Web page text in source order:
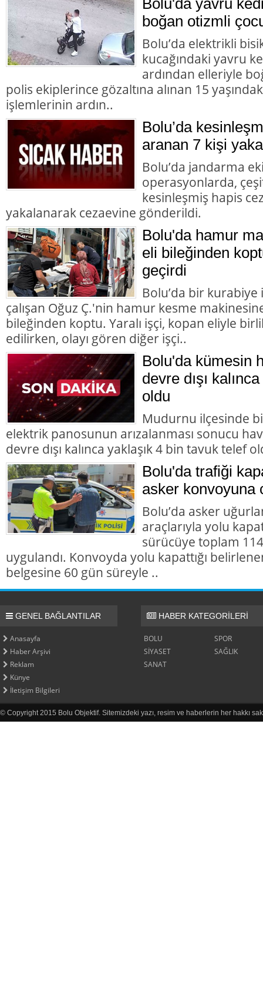
boğan otizmli
Bolu’da elektrikli
kucağındaki yavru
ardından elleriyle
polis ekiplerince gözaltına alınan 15
işlemlerinin ardın..
Bolu’da
aranan 7 kişi
Bolu’da jandarma
operasyonlarda,
kesinleşmiş hapis
yakalanarak cezaevine gönderildi.
Bolu'da hamur
eli bileğinden
geçirdi
Bolu’da bir
çalışan Oğuz Ç.'nin hamur kesme
bileğinden koptu. Yaralı işçi, kopan eliyle
edilirken, olayı gören diğer işçi..
Bolu'da kümesin
devre dışı
oldu
Mudurnu ilçesinde
elektrik panosunun arızalanması sonucu
devre dışı kalınca yaklaşık 4 bin tavuk telef
Bolu'da trafiği
asker konvoyuna
Bolu’da asker
araçlarıyla yolu
sürücüye toplam
uygulandı. Konvoyda yolu kapattığı
belgesine 60 gün süreyle ..
GENEL BAĞLANTILAR
Anasayfa
Haber Arşivi
Reklam
Künye
İletişim Bilgileri
HABER KATEGORİLERİ
BOLU
SPOR
SİYASET
SAĞLIK
SANAT
© Copyright 2015 Bolu Objektif. Sitemizdeki yazı, resim ve haberlerin her hakkı